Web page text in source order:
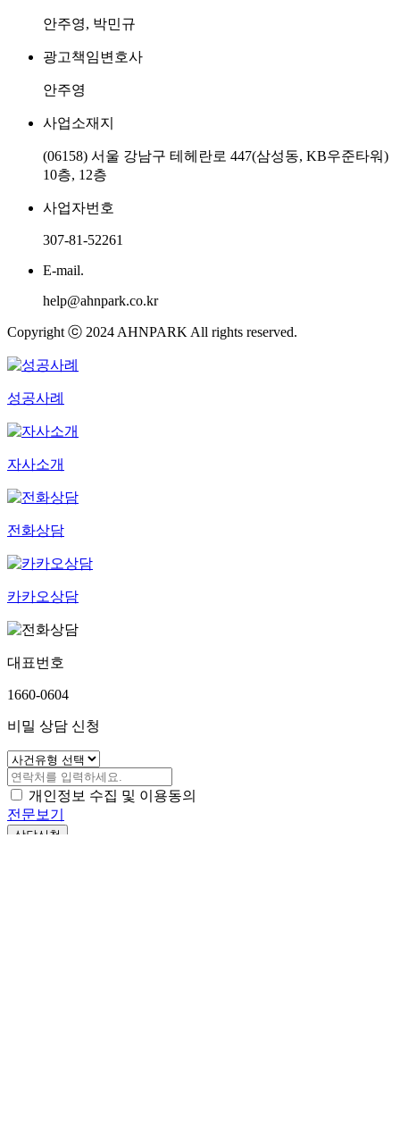
안주영 변호사
집요함
형사전문변호사
이혼전문변호사
이용약관
서울본사
10층, 12층
사업자번호
307-81-52261
E-mail.
help@ahnpark.co.kr
Copyright ⓒ 2024 AHNPARK All rights reserved.
성공사례